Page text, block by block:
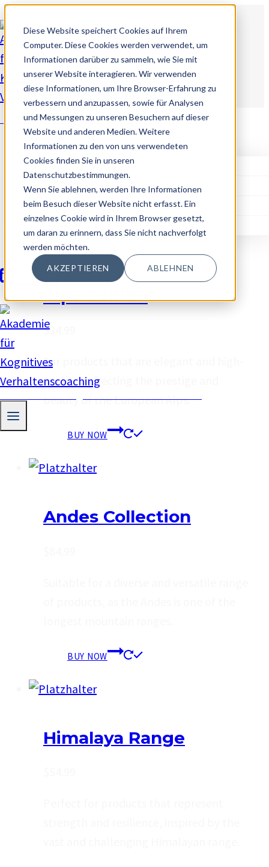
Diese Website speichert Cookies auf Ihrem
Computer. Diese Cookies werden verwendet, um
Informationen darüber zu sammeln, wie Sie mit
unserer Website interagieren. Wir verwenden
diese Informationen, um Ihre Browser-Erfahrung zu
verbessern und anzupassen, sowie für Analysen
und Messungen zu unseren Besuchern auf dieser
Website und anderen Medien. Weitere
Informationen zu den von uns verwendeten
Cookies finden Sie in unseren
Datenschutzbestimmungen.
Wenn Sie ablehnen, werden Ihre Informationen
beim Besuch dieser Website nicht erfasst. Ein
einzelnes Cookie wird in Ihrem Browser gesetzt,
um daran zu erinnern, dass Sie nicht nachverfolgt
werden möchten.
AKZEPTIEREN ABLEHNEN
Inhalt
springen
Akademie für Kognitives Verhaltenscoaching
DAHEIM
KVC ERLERNEN_A
KVC VERSTEHEN
MIT KVC GECOACHT WERDEN
ÜBER DIE AKADEMIE
ENGLISH
LinkedIn
External Types
Alle 3 Ergebnisse werden angezeigt
Alps Edition
$34.99
For products that are elegant and high-
quality, reflecting the prestige and
beauty of the European Alps.
BUY NOW
Andes Collection
BUY NOW
Himalaya Range